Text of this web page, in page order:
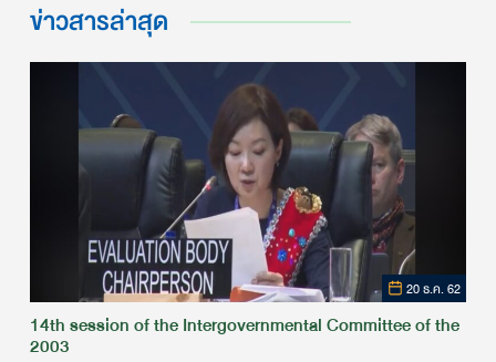
ข่าวสารล่าสุด
20 ธ.ค. 62
14th session of the Intergovernmental Committee of the
2003